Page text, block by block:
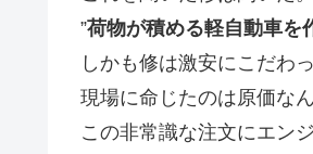
”荷物が積める軽自動車を
しかも修は激安にこだわっ
現場に命じたのは原価な
この非常識な注文にエン